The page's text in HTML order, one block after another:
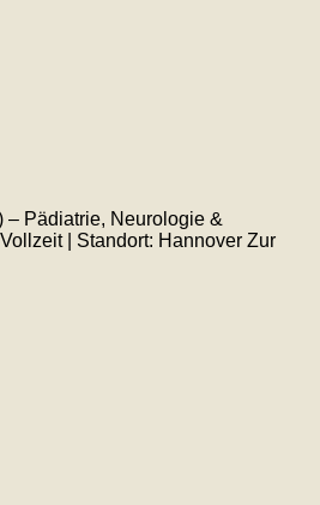
– Pädiatrie, Neurologie &
| Standort: Hannover Zur